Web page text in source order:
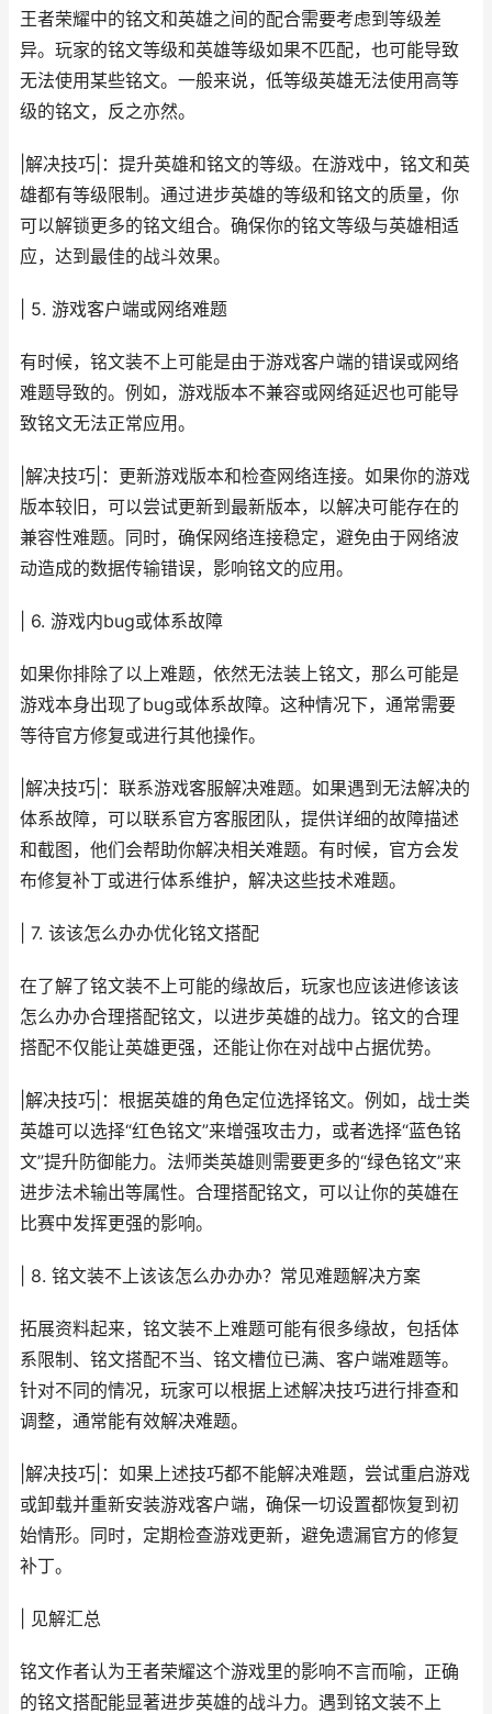
王者荣耀中的铭文和英雄之间的配合需要考虑到等级差
异。玩家的铭文等级和英雄等级如果不匹配，也可能导致
无法使用某些铭文。一般来说，低等级英雄无法使用高等
级的铭文，反之亦然。
|解决技巧|：提升英雄和铭文的等级。在游戏中，铭文和英
雄都有等级限制。通过进步英雄的等级和铭文的质量，你
可以解锁更多的铭文组合。确保你的铭文等级与英雄相适
应，达到最佳的战斗效果。
| 5. 游戏客户端或网络难题
有时候，铭文装不上可能是由于游戏客户端的错误或网络
难题导致的。例如，游戏版本不兼容或网络延迟也可能导
致铭文无法正常应用。
|解决技巧|：更新游戏版本和检查网络连接。如果你的游戏
版本较旧，可以尝试更新到最新版本，以解决可能存在的
兼容性难题。同时，确保网络连接稳定，避免由于网络波
动造成的数据传输错误，影响铭文的应用。
| 6. 游戏内bug或体系故障
如果你排除了以上难题，依然无法装上铭文，那么可能是
游戏本身出现了bug或体系故障。这种情况下，通常需要
等待官方修复或进行其他操作。
|解决技巧|：联系游戏客服解决难题。如果遇到无法解决的
体系故障，可以联系官方客服团队，提供详细的故障描述
和截图，他们会帮助你解决相关难题。有时候，官方会发
布修复补丁或进行体系维护，解决这些技术难题。
| 7. 该该怎么办办优化铭文搭配
在了解了铭文装不上可能的缘故后，玩家也应该进修该该
怎么办办合理搭配铭文，以进步英雄的战力。铭文的合理
搭配不仅能让英雄更强，还能让你在对战中占据优势。
|解决技巧|：根据英雄的角色定位选择铭文。例如，战士类
英雄可以选择“红色铭文”来增强攻击力，或者选择“蓝色铭
文”提升防御能力。法师类英雄则需要更多的“绿色铭文”来
进步法术输出等属性。合理搭配铭文，可以让你的英雄在
比赛中发挥更强的影响。
| 8. 铭文装不上该该怎么办办办？常见难题解决方案
拓展资料起来，铭文装不上难题可能有很多缘故，包括体
系限制、铭文搭配不当、铭文槽位已满、客户端难题等。
针对不同的情况，玩家可以根据上述解决技巧进行排查和
调整，通常能有效解决难题。
|解决技巧|：如果上述技巧都不能解决难题，尝试重启游戏
或卸载并重新安装游戏客户端，确保一切设置都恢复到初
始情形。同时，定期检查游戏更新，避免遗漏官方的修复
补丁。
| 见解汇总
铭文作者认为王者荣耀这个游戏里的影响不言而喻，正确
的铭文搭配能显著进步英雄的战斗力。遇到铭文装不上